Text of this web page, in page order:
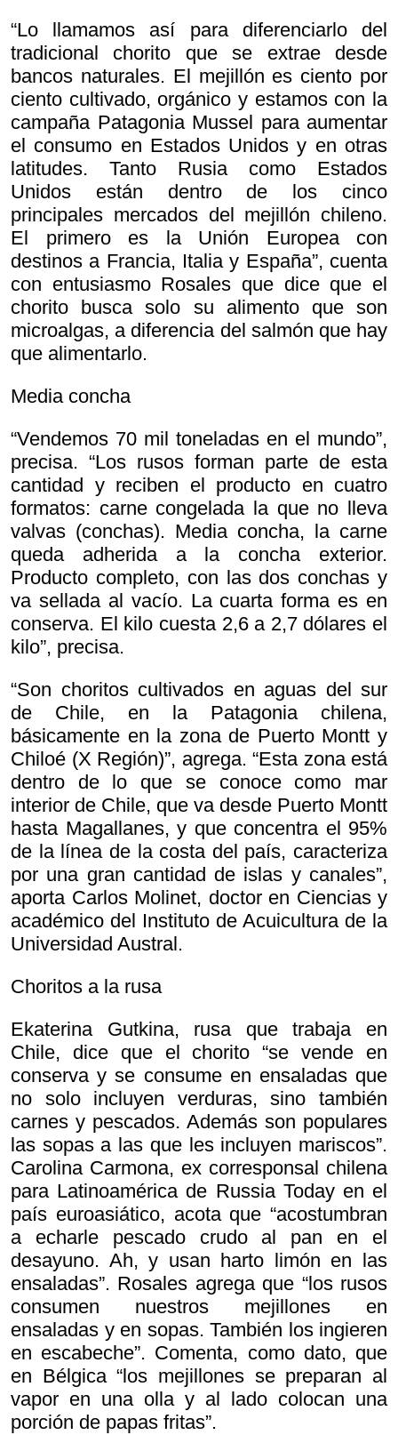
“Lo llamamos así para diferenciarlo del
tradicional chorito que se extrae desde
bancos naturales. El mejillón es ciento por
ciento cultivado, orgánico y estamos con la
campaña Patagonia Mussel para aumentar
el consumo en Estados Unidos y en otras
latitudes. Tanto Rusia como Estados
Unidos están dentro de los cinco
principales mercados del mejillón chileno.
El primero es la Unión Europea con
destinos a Francia, Italia y España”, cuenta
con entusiasmo Rosales que dice que el
chorito busca solo su alimento que son
microalgas, a diferencia del salmón que hay
que alimentarlo.
Media concha
“Vendemos 70 mil toneladas en el mundo”,
precisa. “Los rusos forman parte de esta
cantidad y reciben el producto en cuatro
formatos: carne congelada la que no lleva
valvas (conchas). Media concha, la carne
queda adherida a la concha exterior.
Producto completo, con las dos conchas y
va sellada al vacío. La cuarta forma es en
conserva. El kilo cuesta 2,6 a 2,7 dólares el
kilo”, precisa.
“Son choritos cultivados en aguas del sur
de Chile, en la Patagonia chilena,
básicamente en la zona de Puerto Montt y
Chiloé (X Región)”, agrega. “Esta zona está
dentro de lo que se conoce como mar
interior de Chile, que va desde Puerto Montt
hasta Magallanes, y que concentra el 95%
de la línea de la costa del país, caracteriza
por una gran cantidad de islas y canales”,
aporta Carlos Molinet, doctor en Ciencias y
académico del Instituto de Acuicultura de la
Universidad Austral.
Choritos a la rusa
Ekaterina Gutkina, rusa que trabaja en
Chile, dice que el chorito “se vende en
conserva y se consume en ensaladas que
no solo incluyen verduras, sino también
carnes y pescados. Además son populares
las sopas a las que les incluyen mariscos”.
Carolina Carmona, ex corresponsal chilena
para Latinoamérica de Russia Today en el
país euroasiático, acota que “acostumbran
a echarle pescado crudo al pan en el
desayuno. Ah, y usan harto limón en las
ensaladas”. Rosales agrega que “los rusos
consumen nuestros mejillones en
ensaladas y en sopas. También los ingieren
en escabeche”. Comenta, como dato, que
en Bélgica “los mejillones se preparan al
vapor en una olla y al lado colocan una
porción de papas fritas”.